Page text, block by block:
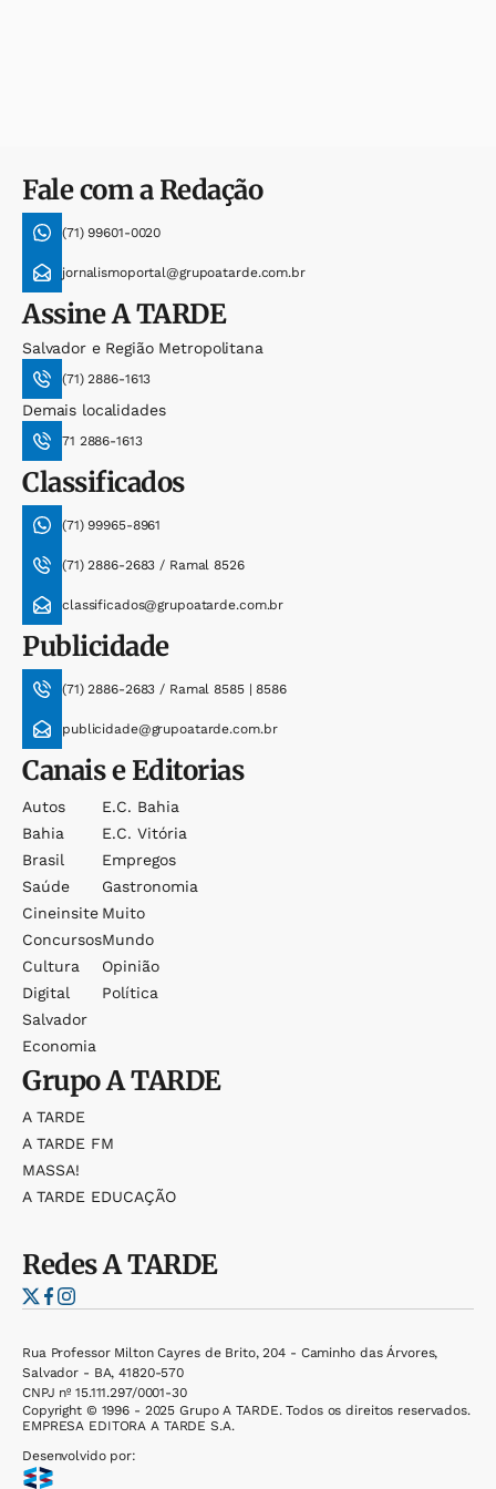
Fale com a Redação
(71) 99601-0020
jornalismoportal@grupoatarde.com.br
AssineA TARDE
Salvador e Região Metropolitana
(71) 2886-1613
Demais localidades
71 2886-1613
Classificados
(71) 99965-8961
(71) 2886-2683 / Ramal 8526
classificados@grupoatarde.com.br
Publicidade
(71) 2886-2683 / Ramal 8585 | 8586
publicidade@grupoatarde.com.br
Canais e Editorias
Autos
Bahia
Brasil
Saúde
Cineinsite
Concursos
Cultura
Digital
Salvador
Economia
E.c. Bahia
E.c. Vitória
Empregos
Gastronomia
Muito
Mundo
Opinião
Política
GrupoA TARDE
A TARDE
A TARDE FM
MASSA!
A TARDE EDUCAÇÃO
RedesA TARDE
Rua Professor Milton Cayres de Brito, 204 - Caminho das Árvores,
Salvador - BA, 41820-570
CNPJ nº 15.111.297/0001-30
Copyright © 1996 - 2025 Grupo A TARDE. Todos os direitos reservados.
EMPRESA EDITORA A TARDE S.A.
Desenvolvido por: